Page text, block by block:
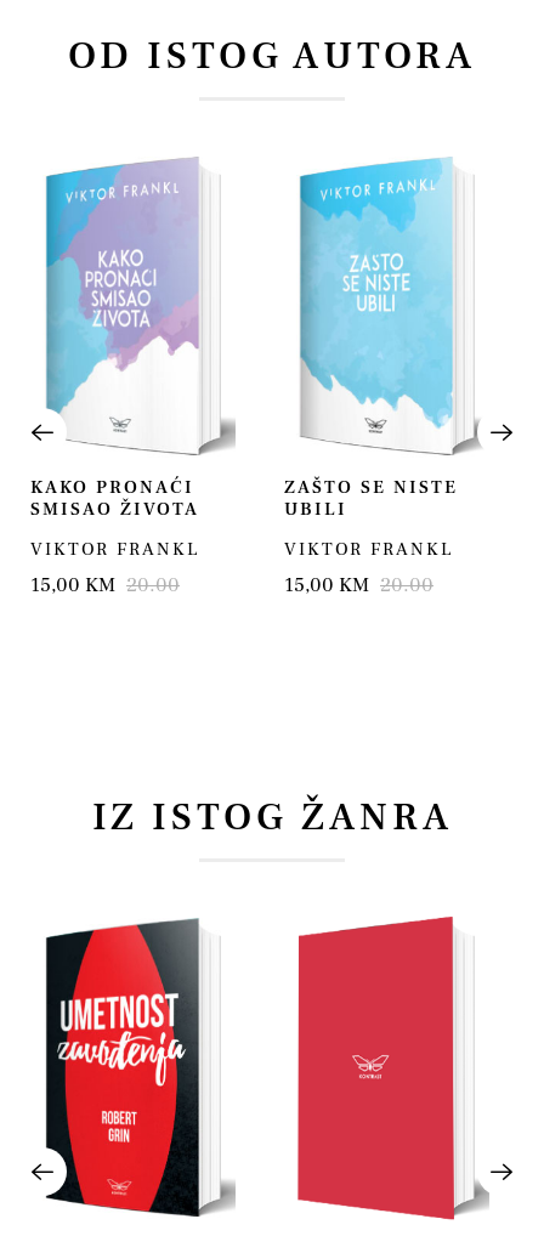
OD ISTOG AUTORA
KAKO PRONAĆI
SMISAO ŽIVOTA
VIKTOR FRANKL
15,00 KM 20.00
ZAŠTO SE NISTE
UBILI
VIKTOR FRANKL
15,00 KM 20.00
IZ ISTOG ŽANRA